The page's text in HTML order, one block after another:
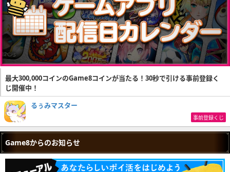
最大300,000コインのGame8コインが当たる！30秒で引ける事前登録く
じ開催中！
るぅみマスター
事前登録くじ
Game8からのお知らせ